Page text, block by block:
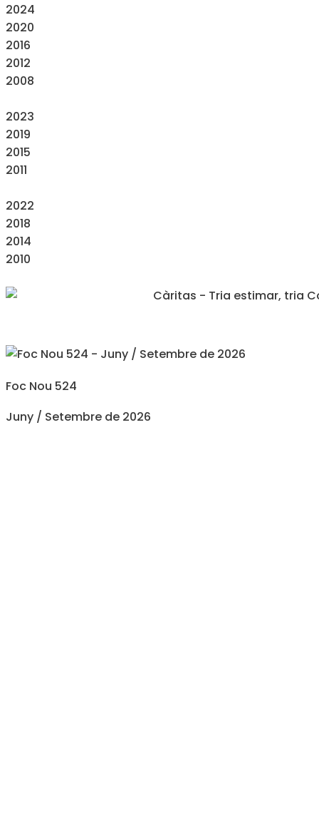
2024
2020
2016
2012
2008
2023
2019
2015
2011
2022
2018
2014
2010
Foc Nou 524
Juny / Setembre de 2026